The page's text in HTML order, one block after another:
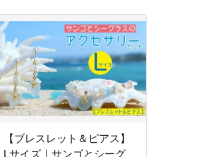
【ブレスレット＆ピアス】
Lサイズ｜サンゴとシーグ